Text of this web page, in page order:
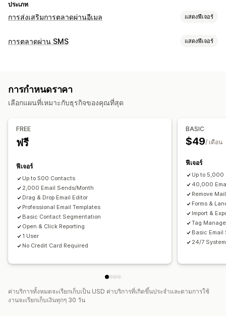
ประเภท
การส่งเสริมการตลาดผ่านอีเมล แสดงฟีเจอร์
ประเภทแคมเปญ
แคมเปญที่กำหนดเอง
เทมเพลต
การปรับให้เข้ากับท้องถิ่น
การทำงานอัตโนมัติ
การตลาดผ่าน SMS แสดงฟีเจอร์
ข้อความที่กำหนดเวลาไว้
การทำขั้นตอนการทำงานให้เป็นอัตโนมัติ
ข้อความต้อนรับ
การกำหนดราคา
เลือกแผนที่เหมาะกับธุรกิจของคุณที่สุด
FREE
ฟรี
ฟีเจอร์
Up to 500 Contacts
2,000 Email Sends/Month
Drag & Drop Email Editor
Professional Email Templates
Basic Contact Segmentation
Open & Click Reporting
1 User
No Credit Card Required
BASIC
$49/ เดือน
ฟีเจอร์
Up to 5,000
40,000
Remove
Forms &
Import &
Tag
Basic
24/7
ค่าบริการทั้งหมดจะเรียกเก็บเป็น USD ค่าบริการที่เกิดขึ้นประจำและตามการใช้
งานจะเรียกเก็บเงินทุกๆ 30 วัน